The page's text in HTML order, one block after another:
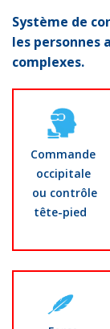
Système de
les
complexes.
Commande
occipitale
ou contrôle
tête-pied